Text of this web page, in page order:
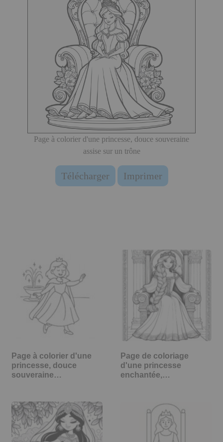
Page à colorier d'une princesse, douce souveraine
assise sur un trône
Télécharger Imprimer
Page à colorier d'une
princesse, douce
souveraine…
Page de coloriage
d'une princesse
enchantée,…